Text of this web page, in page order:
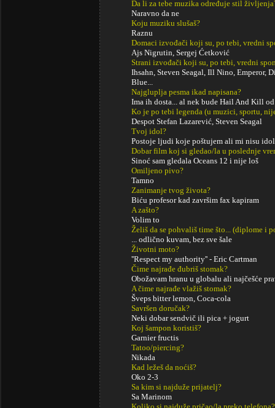
Da li za tebe muzika određuje stil
Naravno da ne
Koju muziku slušaš?
Raznu
Domaci izvođači koji su, po tebi, vredni
Ajs Nigrutin, Sergej Ćetković
Strani izvođači koji su, po tebi, vredni
Ihsahn, Steven Seagal, Ill Nino, Emperor,
Blue...
Najgluplja pesma ikad napisana?
Ima ih dosta... al nek bude Hail And Kill
Ko je po tebi legenda (u muzici, sportu,
Despot Stefan Lazarević, Steven Seagal
Tvoj idol?
Postoje ljudi koje poštujem ali mi nisu
Dobar film koj si gledao/la u poslednje
Sinoć sam gledala Oceans 12 i nije loš
Omiljeno pivo?
Tamno
Zanimanje tvog života?
Biću profesor kad završim fax kapiram
A zašto?
Volim to
Želiš da se pohvališ time što... (diplome i
... odlično kuvam, bez sve šale
Životni moto?
''Respect my authority'' - Eric Cartman
Čime najrađe đubriš stomak?
Obožavam hranu u globalu ali najčešće
A čime najrađe vlažiš stomak?
Šveps bitter lemon, Coca-cola
Savršen doručak?
Neki dobar sendvič ili pica + jogurt
Koj šampon koristiš?
Garnier fructis
Tatoo/piercing?
Nikada
Kad ležeš da noćiš?
Oko 2-3
Sa kim si najduže prijatelj?
Sa Marinom